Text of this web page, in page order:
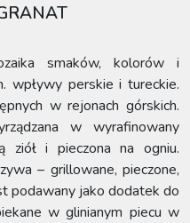
smaków, kolorów i
wpływy perskie i tureckie.
w rejonach górskich.
w wyrafinowany
ziół i pieczona na ogniu.
– grillowane, pieczone,
podawany jako dodatek do
w glinianym piecu w